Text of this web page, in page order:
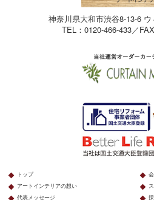
神奈川県大和市渋谷8-13-6
TEL：0120-466-433／
トップ
アートインテリアの想い
代表メッセージ